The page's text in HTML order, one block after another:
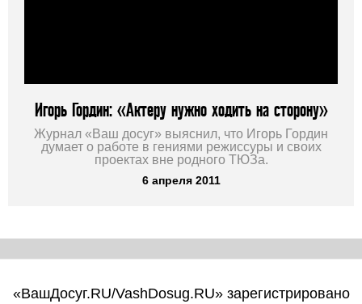
Игорь Гордин: «Актеру нужно ходить на сторону»
Журнал «Ваш досуг» выяснил, что Игорь Гордин
думает о работе в гениями режиссуры и своих
проектах вне родного ТЮЗа.
6 апреля 2011
«ВашДосуг.RU/VashDosug.RU» зарегистрировано